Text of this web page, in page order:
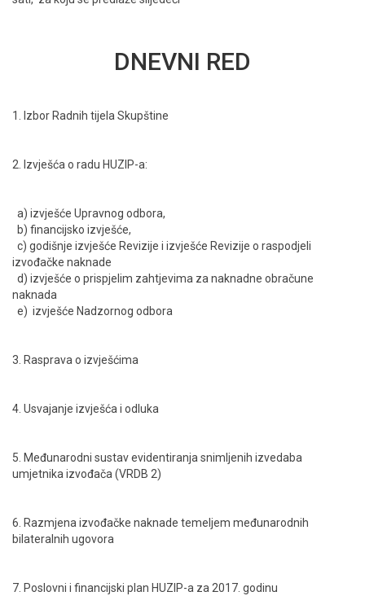
DNEVNI RED
1. Izbor Radnih tijela Skupštine
2. Izvješća o radu HUZIP-a:
a) izvješće Upravnog odbora,
b) financijsko izvješće,
c) godišnje izvješće Revizije i izvješće Revizije o raspodjeli
izvođačke naknade
d) izvješće o prispjelim zahtjevima za naknadne obračune
naknada
e) izvješće Nadzornog odbora
3. Rasprava o izvješćima
4. Usvajanje izvješća i odluka
5. Međunarodni sustav evidentiranja snimljenih izvedaba
umjetnika izvođača (VRDB 2)
6. Razmjena izvođačke naknade temeljem međunarodnih
bilateralnih ugovora
7. Poslovni i financijski plan HUZIP-a za 2017. godinu